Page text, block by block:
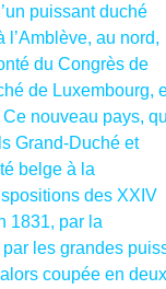
puissant duché
l’Amblève, au nord,
du Congrès de
de Luxembourg,
nouveau pays,
Grand-Duché et
belge à la
des XXIV
1831, par la
les grandes
coupée en